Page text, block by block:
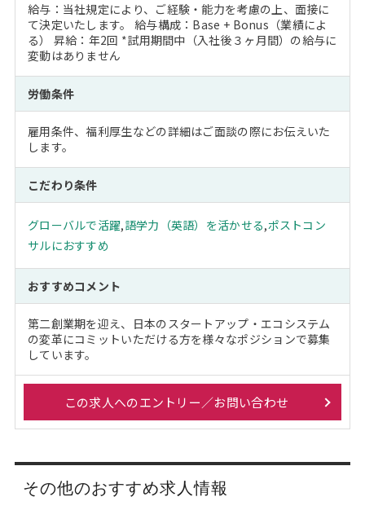
給与：当社規定により、ご経験・能力を考慮の上、面接に
て決定いたします。 給与構成：Base + Bonus（業績によ
る） 昇給：年2回 *試用期間中（入社後３ヶ月間）の給与に
変動はありません
労働条件
雇用条件、福利厚生などの詳細はご面談の際にお伝えいた
します。
こだわり条件
グローバルで活躍,語学力（英語）を活かせる,ポストコン
サルにおすすめ
おすすめコメント
第二創業期を迎え、日本のスタートアップ・エコシステム
の変革にコミットいただける方を様々なポジションで募集
しています。
この求人へのエントリー／お問い合わせ
その他のおすすめ求人情報